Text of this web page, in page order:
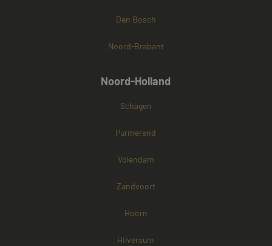
Den Bosch
Noord-Brabant
Noord-Holland
Schagen
Purmerend
Volendam
Zandvoort
Hoorn
Hilversum